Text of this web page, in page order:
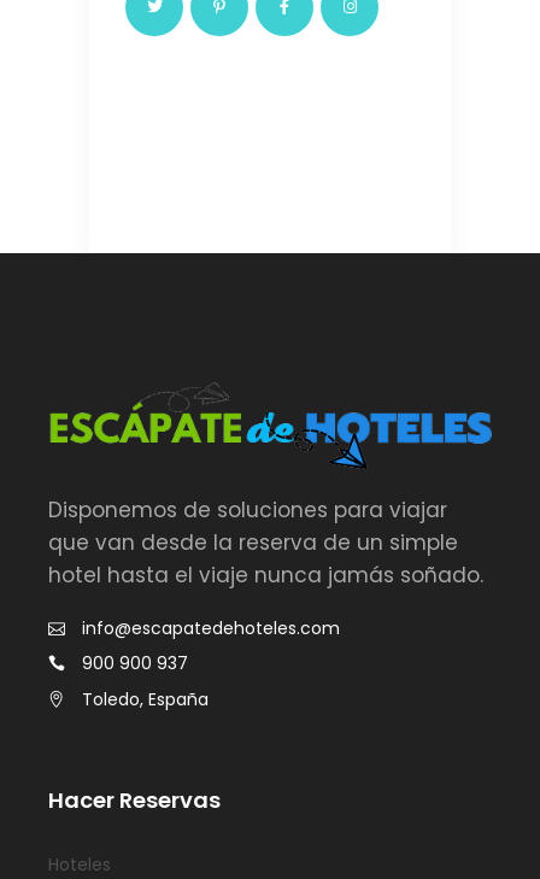
Disponemos de soluciones para viajar
que van desde la reserva de un simple
hotel hasta el viaje nunca jamás soñado.
info@escapatedehoteles.com
900 900 937
Toledo, España
Hacer Reservas
Hoteles